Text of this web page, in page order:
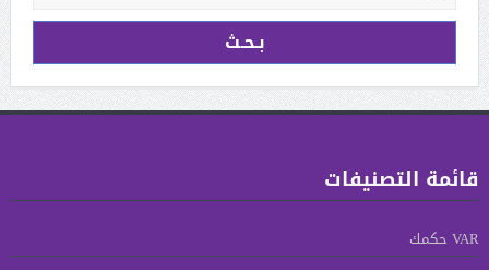
قائمة التصنيفات
VAR حكمك